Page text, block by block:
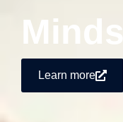
Minds
Learn more